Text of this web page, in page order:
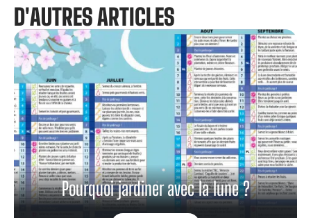
D'AUTRES ARTICLES
Pourquoi jardiner avec la lune ?